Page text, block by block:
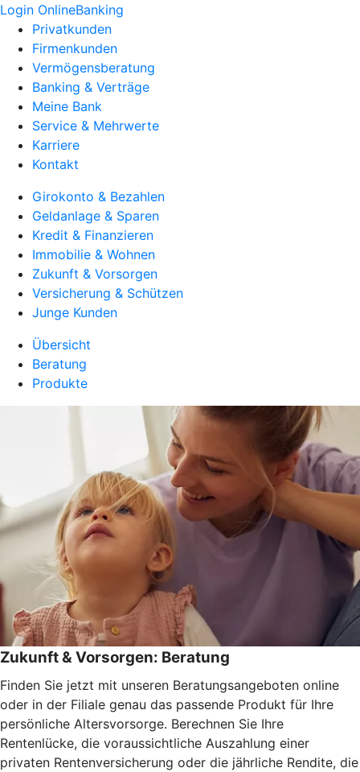
Login OnlineBanking
Privatkunden
Firmenkunden
Vermögensberatung
Banking & Verträge
Meine Bank
Service & Mehrwerte
Karriere
Kontakt
Girokonto & Bezahlen
Geldanlage & Sparen
Kredit & Finanzieren
Immobilie & Wohnen
Zukunft & Vorsorgen
Versicherung & Schützen
Junge Kunden
Übersicht
Beratung
Produkte
Zukunft & Vorsorgen: Beratung
Finden Sie jetzt mit unseren Beratungsangeboten online
oder in der Filiale genau das passende Produkt für Ihre
persönliche Altersvorsorge. Berechnen Sie Ihre
Rentenlücke, die voraussichtliche Auszahlung einer
privaten Rentenversicherung oder die jährliche Rendite, die